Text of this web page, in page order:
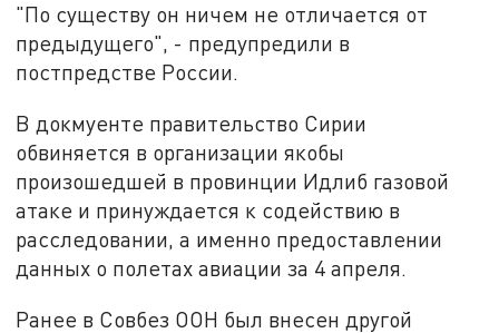
"По существу он ничем не отличается от
предыдущего", - предупредили в
постпредстве России.
В докмуенте правительство Сирии
обвиняется в организации якобы
произошедшей в провинции Идлиб газовой
атаке и принуждается к содействию в
расследовании, а именно предоставлении
данных о полетах авиации за 4 апреля.
Ранее в Совбез ООН был внесен другой